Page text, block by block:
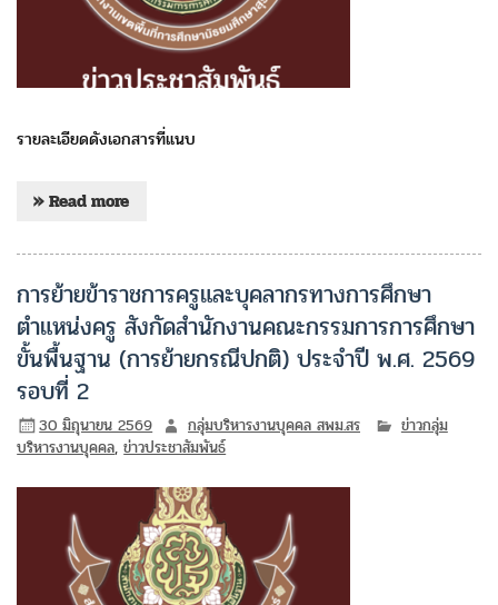
รายละเอียดดังเอกสารที่แนบ
» Read more
การย้ายข้าราชการครูและบุคลากรทางการศึกษา
ตำแหน่งครู สังกัดสำนักงานคณะกรรมการการศึกษา
ขั้นพื้นฐาน (การย้ายกรณีปกติ) ประจำปี พ.ศ. 2569
รอบที่ 2
30 มิถุนายน 2569 กลุ่มบริหารงานบุคคล สพม.สร
ข่าวกลุ่ม
บริหารงานบุคคล,ข่าวประชาสัมพันธ์